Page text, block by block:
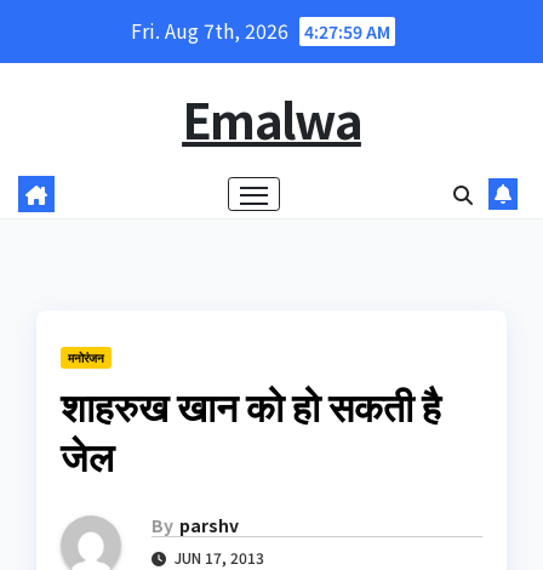
Fri. Aug 7th, 2026 4:28:00 AM
Emalwa
मनोरंजन
शाहरुख खान को हो सकती है
जेल
By parshv
JUN 17, 2013